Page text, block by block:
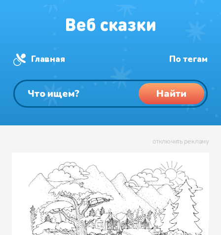
Главная По тегам
Найти
отключить рекламу